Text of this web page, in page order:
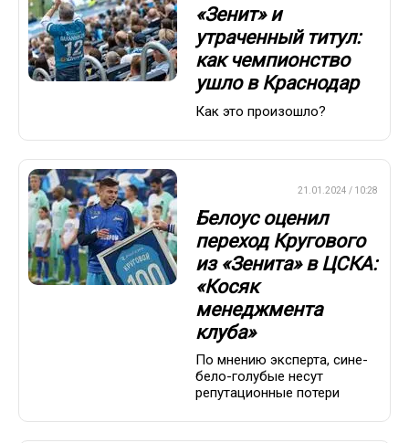
«Зенит» и
утраченный титул:
как чемпионство
ушло в Краснодар
Как это произошло?
21.01.2024 / 10:28
Белоус оценил
переход Кругового
из «Зенита» в ЦСКА:
«Косяк
менеджмента
клуба»
По мнению эксперта, сине-
бело-голубые несут
репутационные потери